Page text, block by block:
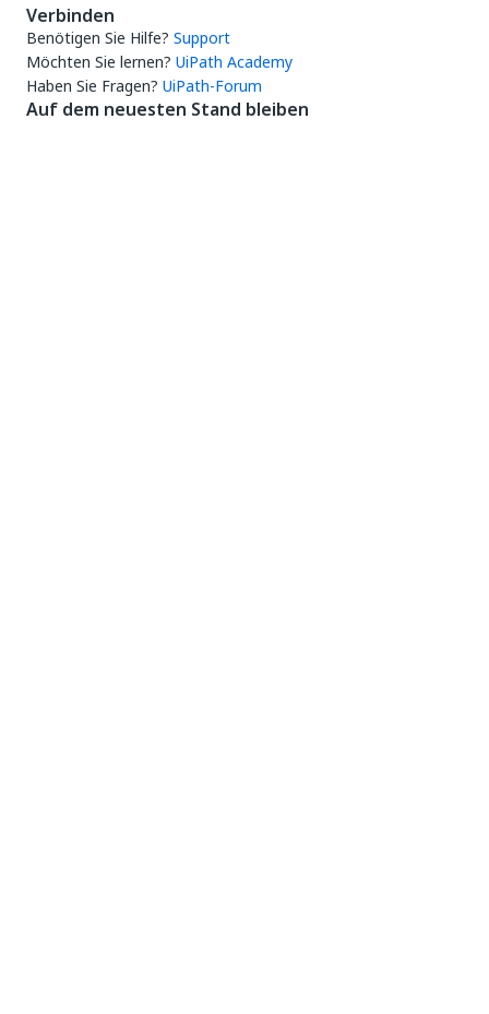
Verbinden
Benötigen Sie Hilfe? Support
Möchten Sie lernen? UiPath Academy
Haben Sie Fragen? UiPath-Forum
Auf dem neuesten Stand bleiben